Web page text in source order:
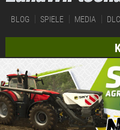
BLOG SPIELE MEDIA DLC